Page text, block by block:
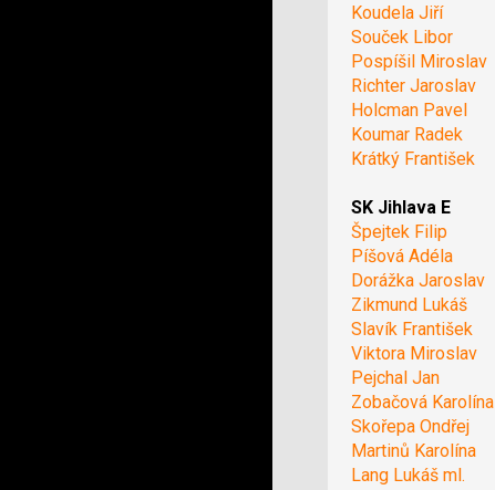
Koudela Jiří
Souček Libor
Pospíšil Miroslav
Richter Jaroslav
Holcman Pavel
Koumar Radek
Krátký František
SK Jihlava E
Špejtek Filip
Píšová Adéla
Dorážka Jaroslav
Zikmund Lukáš
Slavík František
Viktora Miroslav
Pejchal Jan
Zobačová Karolína
Skořepa Ondřej
Martinů Karolína
Lang Lukáš ml.